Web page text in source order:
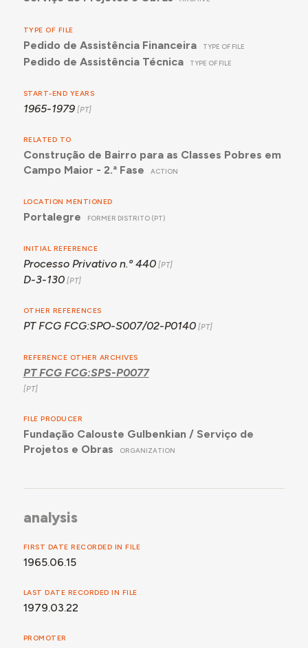
TYPE OF FILE
Pedido de Assistência Financeira TYPE OF FILE
Pedido de Assistência Técnica TYPE OF FILE
START-END YEARS
1965-1979
RELATED TO
Construção de Bairro para as Classes Pobres em
Campo Maior - 2.ª Fase
ACTION
LOCATION MENTIONED
Portalegre FORMER DISTRITO (PT)
INITIAL REFERENCE
Processo Privativo n.º 440
D-3-130
OTHER REFERENCES
PT FCG FCG:SPO-S007/02-P0140
REFERENCE OTHER ARCHIVES
PT FCG FCG:SPS-P0077
FILE PRODUCER
Fundação Calouste Gulbenkian / Serviço de
Projetos e Obras
ORGANIZATION
analysis
FIRST DATE RECORDED IN FILE
1965.06.15
LAST DATE RECORDED IN FILE
1979.03.22
PROMOTER